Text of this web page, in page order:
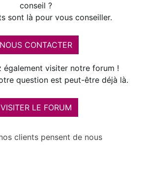
conseil ?
sont là pour vous conseiller.
NOUS CONTACTER
également visiter notre forum !
question est peut-être déjà là.
VISITER LE FORUM
clients pensent de nous